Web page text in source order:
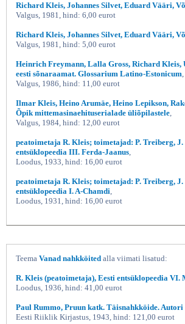
Richard Kleis, Johannes Silvet, Eduard Vääri,
Valgus, 1981, hind: 6,00 eurot
Richard Kleis, Johannes Silvet, Eduard Vääri,
Valgus, 1981, hind: 5,00 eurot
Heinrich Freymann, Lalla Gross, Richard Kleis,
eesti sõnaraamat. Glossarium Latino-Estonicum,
Valgus, 1986, hind: 11,00 eurot
Ilmar Kleis, Heino Arumäe, Heino Lepikson,
Õpik mittemasinaehituserialade üliõpilastele,
Valgus, 1984, hind: 12,00 eurot
peatoimetaja R. Kleis; toimetajad: P. Treiberg, J.
entsüklopeedia III. Ferda-Jaanus,
Loodus, 1933, hind: 16,00 eurot
peatoimetaja R. Kleis; toimetajad: P. Treiberg, J.
entsüklopeedia I. A-Chamdi,
Loodus, 1931, hind: 16,00 eurot
Teema Vanad nahkköited alla viimati lisatud:
R. Kleis (peatoimetaja), Eesti entsüklopeedia
Loodus, 1936, hind: 41,00 eurot
Paul Rummo, Pruun katk. Täisnahkköide. Autori
Eesti Riiklik Kirjastus, 1943, hind: 121,00 eurot